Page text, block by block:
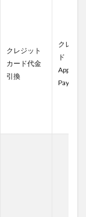
クレジット
カード代金
引換
クレジ
ド
Pay